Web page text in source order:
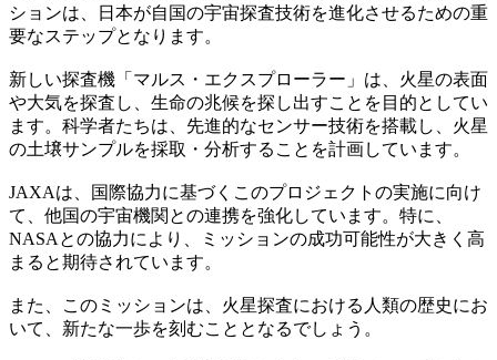
ションは、日本が自国の宇宙探査技術を進化させるための重
要なステップとなります。
新しい探査機「マルス・エクスプローラー」は、火星の表面
や大気を探査し、生命の兆候を探し出すことを目的としてい
ます。科学者たちは、先進的なセンサー技術を搭載し、火星
の土壌サンプルを採取・分析することを計画しています。
JAXAは、国際協力に基づくこのプロジェクトの実施に向け
て、他国の宇宙機関との連携を強化しています。特に、
NASAとの協力により、ミッションの成功可能性が大きく高
まると期待されています。
また、このミッションは、火星探査における人類の歴史にお
いて、新たな一歩を刻むこととなるでしょう。